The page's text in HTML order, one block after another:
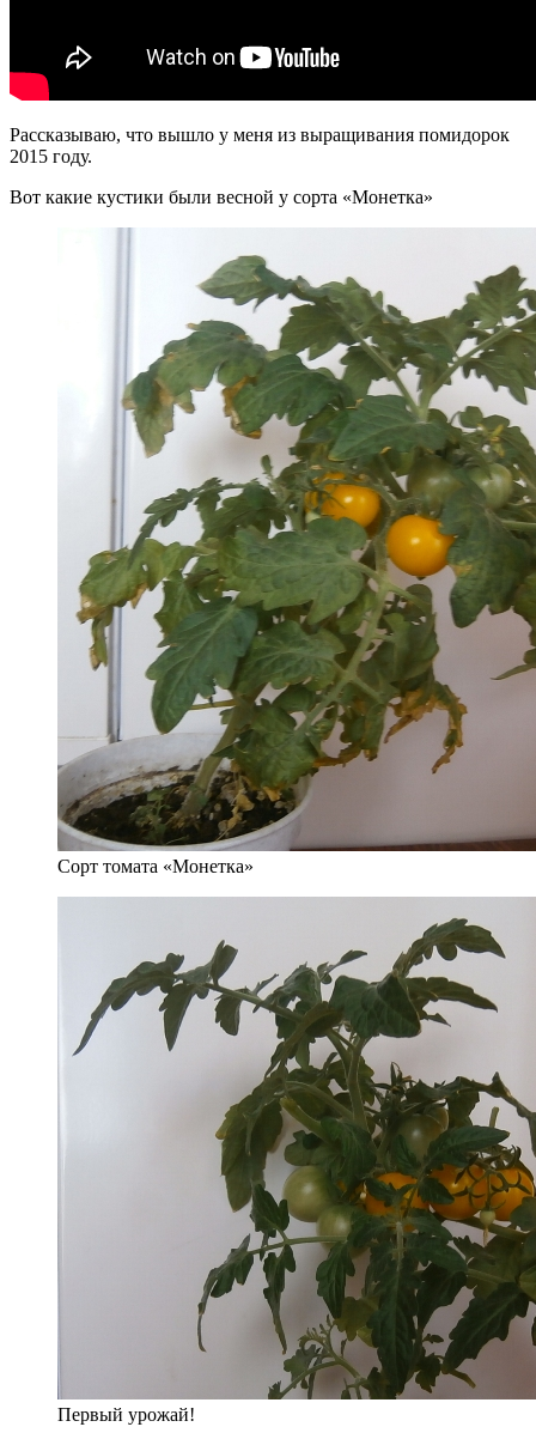
Рассказываю, что вышло у меня из выращивания помидорок
2015 году.
Вот какие кустики были весной у сорта «Монетка»
Сорт томата «Монетка»
Первый урожай!